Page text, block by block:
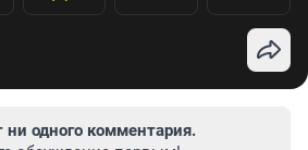
ни одного комментария.